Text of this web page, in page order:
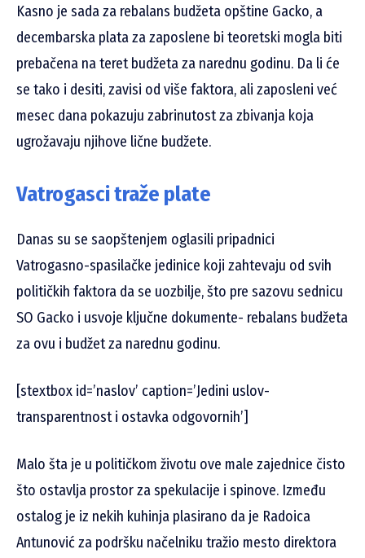
Kasno je sada za rebalans budžeta opštine Gacko, a
decembarska plata za zaposlene bi teoretski mogla biti
prebačena na teret budžeta za narednu godinu. Da li će
se tako i desiti, zavisi od više faktora, ali zaposleni već
mesec dana pokazuju zabrinutost za zbivanja koja
ugrožavaju njihove lične budžete.
Vatrogasci traže plate
Danas su se saopštenjem oglasili pripadnici
Vatrogasno-spasilačke jedinice koji zahtevaju od svih
političkih faktora da se uozbilje, što pre sazovu sednicu
SO Gacko i usvoje ključne dokumente- rebalans budžeta
za ovu i budžet za narednu godinu.
[stextbox id=’naslov’ caption=’Jedini uslov-
transparentnost i ostavka odgovornih’]
Malo šta je u političkom životu ove male zajednice čisto
što ostavlja prostor za spekulacije i spinove. Između
ostalog je iz nekih kuhinja plasirano da je Radoica
Antunović za podršku načelniku tražio mesto direktora